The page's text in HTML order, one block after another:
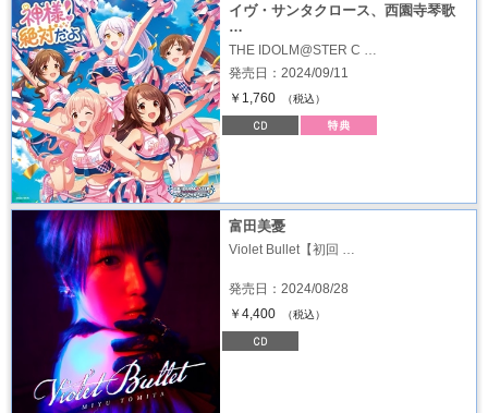
イヴ・サンタクロース、西園寺琴歌
…
THE IDOLM@STER C …
発売日：2024/09/11
￥1,760
（税込）
富田美憂
Violet Bullet【初回 …
発売日：2024/08/28
￥4,400
（税込）